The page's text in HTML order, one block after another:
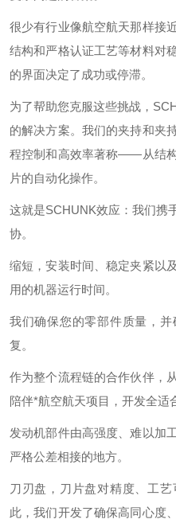
很少有行业像航空航天那样接
结构和严格认证工艺等材料对
的界面决定了成功或停滞。
为了帮助您克服这些挑战，
的解决方案。我们的夹持和夹
程控制和高效率著称——从结
片的自动化操作。
这就是SCHUNK效应：我们
协。
缩短，安装时间、稳定夹紧以
用的机器运行时间。
我们确保您的零部件质量，
复。
作为整个流程链的合作伙伴，
陪伴*航空航天项目，开发全适
发动机部件由高强度、难以加
严格公差相接的地方。
刀刃盘，刀片盘对精度、工
此，我们开发了确保高同心度